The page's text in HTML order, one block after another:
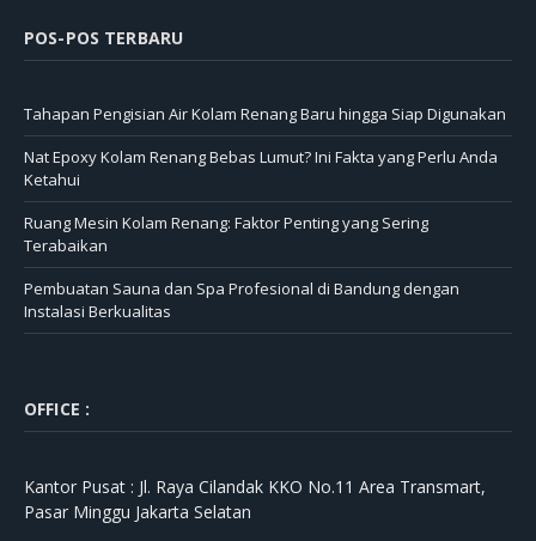
POS-POS TERBARU
Tahapan Pengisian Air Kolam Renang Baru hingga Siap Digunakan
Nat Epoxy Kolam Renang Bebas Lumut? Ini Fakta yang Perlu Anda
Ketahui
Ruang Mesin Kolam Renang: Faktor Penting yang Sering
Terabaikan
Pembuatan Sauna dan Spa Profesional di Bandung dengan
Instalasi Berkualitas
OFFICE :
Kantor Pusat : Jl. Raya Cilandak KKO No.11 Area Transmart,
Pasar Minggu Jakarta Selatan